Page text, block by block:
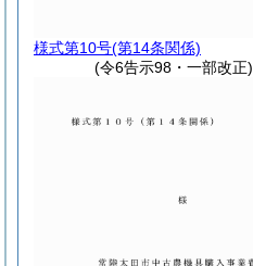
様式第10号(第14条関係)
(令6告示98・一部改正)